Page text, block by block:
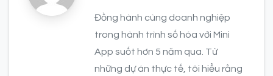
Đồng hành cùng doanh nghiệp
trong hành trình số hóa với Mini
App suốt hơn 5 năm qua. Từ
những dự án thực tế, tôi hiểu rằng